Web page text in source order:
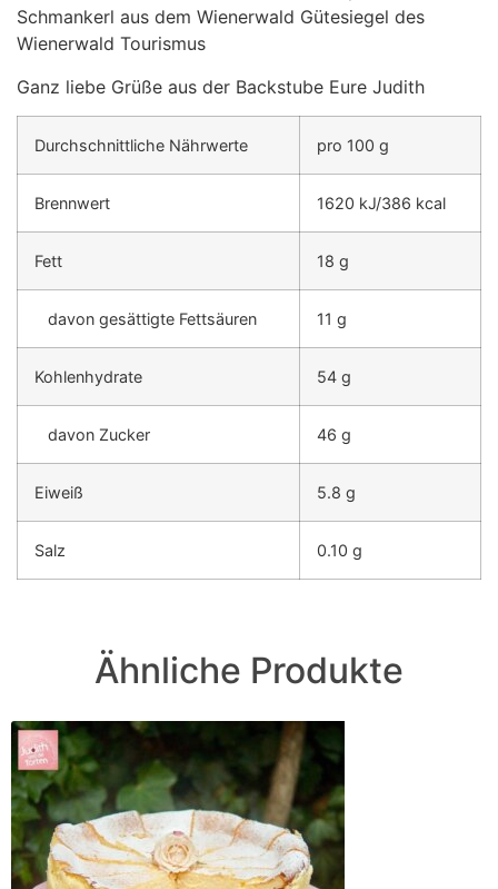
Schmankerl aus dem Wienerwald Gütesiegel des
Wienerwald Tourismus
Ganz liebe Grüße aus der Backstube Eure Judith
Durchschnittliche Nährwerte pro 100 g
Brennwert 1620 kJ/386 kcal
Fett 18 g
davon gesättigte Fettsäuren 11 g
Kohlenhydrate 54 g
davon Zucker 46 g
Eiweiß 5.8 g
Salz 0.10 g
Ähnliche Produkte